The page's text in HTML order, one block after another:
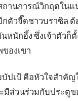
านการณ์วิกฤตในแ
กตัวจี๊ดชาวบราซิ
หนักอึ้ง ซึ่งเจ้าตัวก็
องเขา
บัปเป้ คือหัวใจสำคั
มีส่วนร่วมกับประตู